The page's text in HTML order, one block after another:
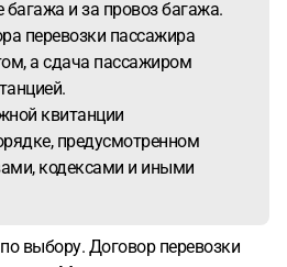
багажа и за провоз багажа.
перевозки пассажира
а сдача пассажиром
квитанции
предусмотренном
кодексами и иными
выбору. Договор перевозки